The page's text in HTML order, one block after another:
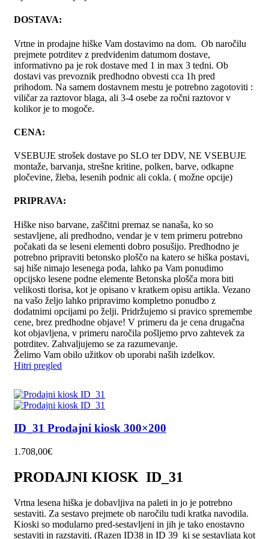
DOSTAVA:
Vrtne in prodajne hiške Vam dostavimo na dom. Ob naročilu
prejmete potrditev z predvidenim datumom dostave,
informativno pa je rok dostave med 1 in max 3 tedni. Ob
dostavi vas prevoznik predhodno obvesti cca 1h pred
prihodom. Na samem dostavnem mestu je potrebno zagotoviti :
viličar za raztovor blaga, ali 3-4 osebe za ročni raztovor v
kolikor je to mogoče.
CENA:
VSEBUJE strošek dostave po SLO ter DDV, NE VSEBUJE
montaže, barvanja, strešne kritine, polken, barve, odkapne
pločevine, žleba, lesenih podnic ali cokla. ( možne opcije)
PRIPRAVA:
Hiške niso barvane, zaščitni premaz se nanaša, ko so
sestavljene, ali predhodno, vendar je v tem primeru potrebno
počakati da se leseni elementi dobro posušijo. Predhodno je
potrebno pripraviti betonsko ploščo na katero se hiška postavi,
saj hiše nimajo lesenega poda, lahko pa Vam ponudimo
opcijsko lesene podne elemente Betonska plošča mora biti
velikosti tlorisa, kot je opisano v kratkem opisu artikla. Vezano
na vašo željo lahko pripravimo kompletno ponudbo z
dodatnimi opcijami po želji. Pridržujemo si pravico spremembe
cene, brez predhodne objave! V primeru da je cena drugačna
kot objavljena, v primeru naročila pošljemo prvo zahtevek za
potrditev. Zahvaljujemo se za razumevanje.
Želimo Vam obilo užitkov ob uporabi naših izdelkov.
Hitri pregled
ID_31 Prodajni kiosk 300×200
1.708,00€
PRODAJNI KIOSK ID_31
Vrtna lesena hiška je dobavljiva na paleti in jo je potrebno
sestaviti. Za sestavo prejmete ob naročilu tudi kratka navodila.
Kioski so modularno pred-sestavljeni in jih je tako enostavno
sestaviti in razstaviti. (Razen ID38 in ID 39 ki se sestavljata kot